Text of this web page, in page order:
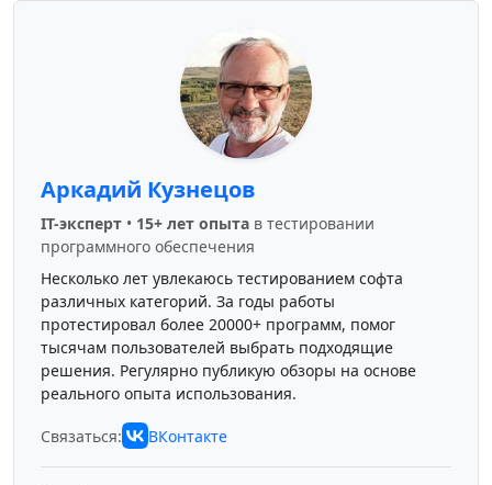
Аркадий Кузнецов
IT-эксперт • 15+ лет опыта в тестировании
программного обеспечения
Несколько лет увлекаюсь тестированием софта
различных категорий. За годы работы
протестировал более 20000+ программ, помог
тысячам пользователей выбрать подходящие
решения. Регулярно публикую обзоры на основе
реального опыта использования.
Связаться: ВКонтакте